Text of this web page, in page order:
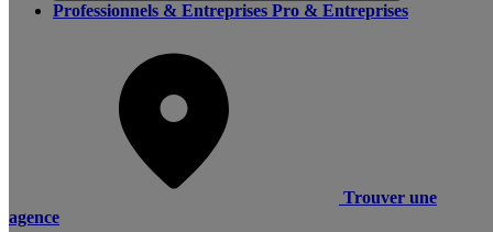
Professionnels & Entreprises Pro & Entreprises
Trouver une
agence